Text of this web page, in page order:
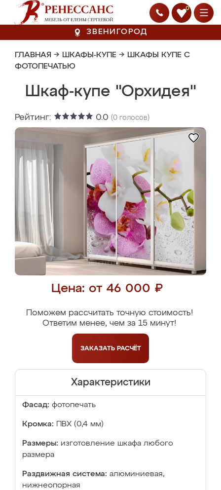
0
ЗВЕНИГОРОД
ГЛАВНАЯ → ШКАФЫ-КУПЕ → ШКАФЫ КУПЕ С
ФОТОПЕЧАТЬЮ
Шкаф-купе "Орхидея"
Рейтинг: 0.0 (0 голосов)
Цена: от 46 000 ₽
Поможем рассчитать точную стоимость!
Ответим менее, чем за 15 минут!
ЗАКАЗАТЬ РАСЧЁТ
Характеристики
Фасад: фотопечать
Кромка: ПВХ (0,4 мм)
Размеры: изготовление шкафа любого
размера
Раздвижная система: алюминиевая,
нижнеопорная